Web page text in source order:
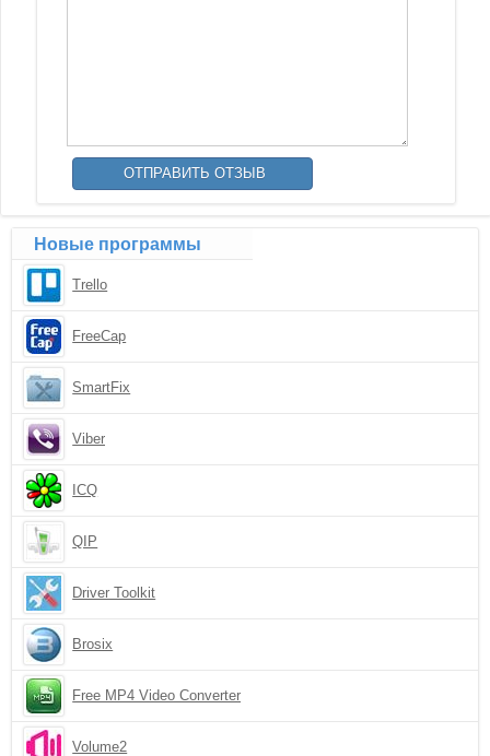
Новые программы
Trello
FreeCap
SmartFix
Viber
ICQ
QIP
Driver Toolkit
Brosix
Free MP4 Video Converter
Volume2